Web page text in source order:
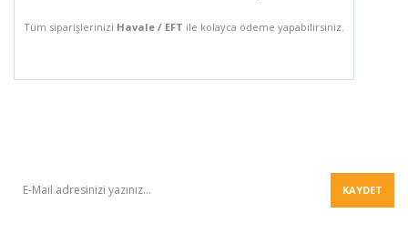
Tüm siparişlerinizi Havale / EFT ile kolayca ödeme yapabilirsiniz.
KAYDET